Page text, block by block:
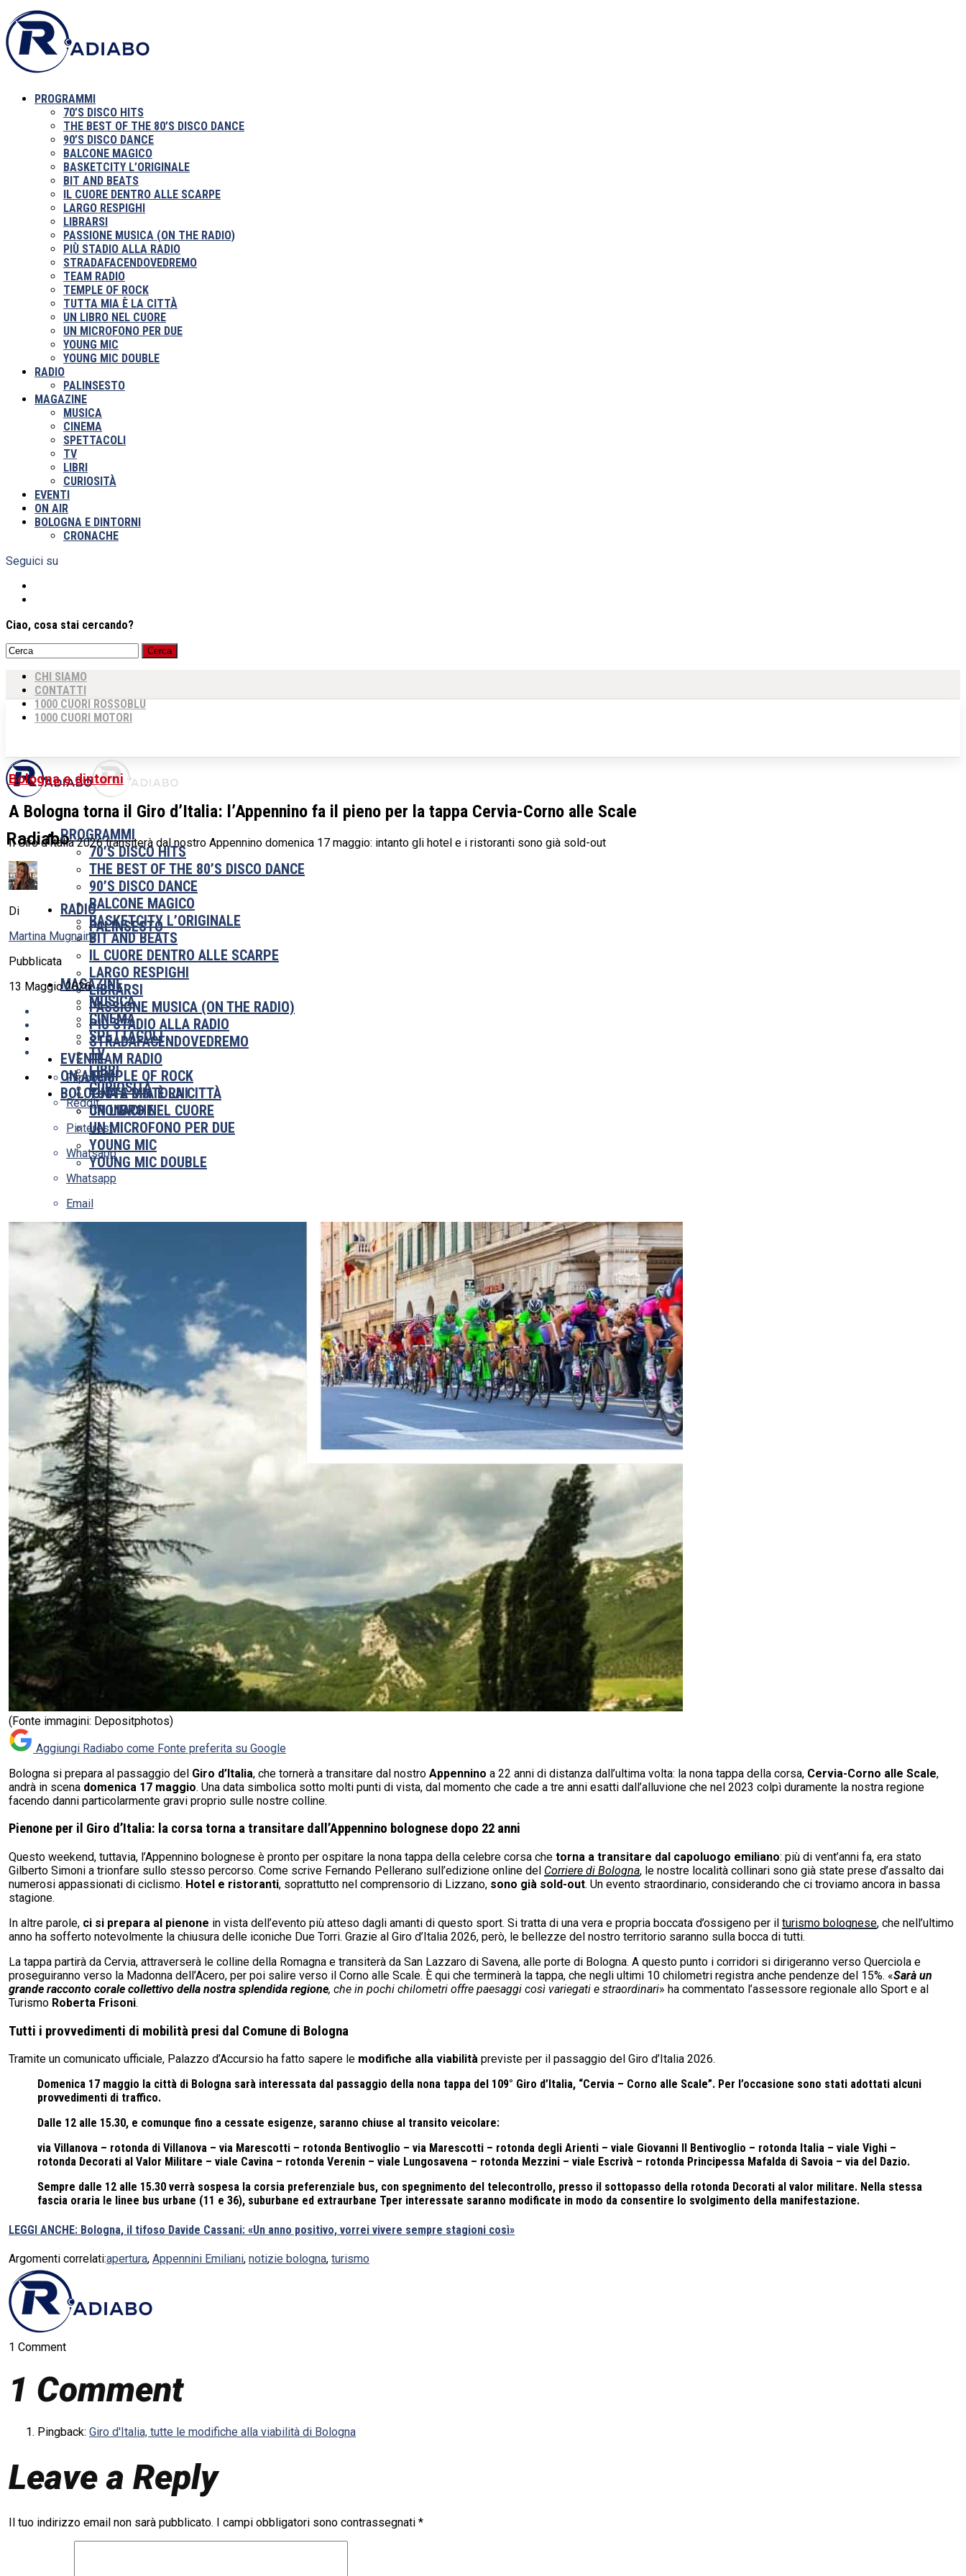
PROGRAMMI
70’S DISCO HITS
THE BEST OF THE 80’S DISCO DANCE
90’S DISCO DANCE
BALCONE MAGICO
BASKETCITY L’ORIGINALE
BIT AND BEATS
IL CUORE DENTRO ALLE SCARPE
LARGO RESPIGHI
LIBRARSI
PASSIONE MUSICA (ON THE RADIO)
PIÙ STADIO ALLA RADIO
STRADAFACENDOVEDREMO
TEAM RADIO
TEMPLE OF ROCK
TUTTA MIA È LA CITTÀ
UN LIBRO NEL CUORE
UN MICROFONO PER DUE
YOUNG MIC
YOUNG MIC DOUBLE
RADIO
PALINSESTO
MAGAZINE
MUSICA
CINEMA
SPETTACOLI
TV
LIBRI
CURIOSITÀ
EVENTI
ON AIR
BOLOGNA E DINTORNI
CRONACHE
Seguici su
Ciao, cosa stai cercando?
CHI SIAMO
CONTATTI
1000 CUORI ROSSOBLU
1000 CUORI MOTORI
RadiaboPROGRAMMI
70’S DISCO HITS
THE BEST OF THE 80’S DISCO DANCE
90’S DISCO DANCE
BALCONE MAGICO
BASKETCITY L’ORIGINALE
BIT AND BEATS
IL CUORE DENTRO ALLE SCARPE
LARGO RESPIGHI
LIBRARSI
PASSIONE MUSICA (ON THE RADIO)
PIÙ STADIO ALLA RADIO
STRADAFACENDOVEDREMO
TEAM RADIO
TEMPLE OF ROCK
TUTTA MIA È LA CITTÀ
UN LIBRO NEL CUORE
UN MICROFONO PER DUE
YOUNG MIC
YOUNG MIC DOUBLE
RADIO
PALINSESTO
MAGAZINE
MUSICA
CINEMA
SPETTACOLI
TV
LIBRI
CURIOSITÀ
EVENTI
ON AIR
BOLOGNA E DINTORNI
CRONACHE
Bologna e dintorni
A Bologna torna il Giro d’Italia: l’Appennino fa il pieno per la tappa Cervia-Corno alle Scale
Il Giro d’Italia 2026 transiterà dal nostro Appennino domenica 17 maggio: intanto gli hotel e i ristoranti sono già sold-out
Di
Martina Mugnaini
Pubblicata
13 Maggio 2026
Flipboard
Reddit
Pinterest
Whatsapp
Whatsapp
Email
(Fonte immagini: Depositphotos)
Aggiungi Radiabo come Fonte preferita su Google
Bologna si prepara al passaggio del Giro d’Italia, che tornerà a transitare dal nostro Appennino a 22 anni di distanza dall’ultima volta: la nona tappa della corsa, Cervia-Corno alle Scale,
andrà in scena domenica 17 maggio. Una data simbolica sotto molti punti di vista, dal momento che cade a tre anni esatti dall’alluvione che nel 2023 colpì duramente la nostra regione
facendo danni particolarmente gravi proprio sulle nostre colline.
Pienone per il Giro d’Italia: la corsa torna a transitare dall’Appennino bolognese dopo 22 anni
Questo weekend, tuttavia, l’Appennino bolognese è pronto per ospitare la nona tappa della celebre corsa che torna a transitare dal capoluogo emiliano: più di vent’anni fa, era stato
Gilberto Simoni a trionfare sullo stesso percorso. Come scrive Fernando Pellerano sull’edizione online del Corriere di Bologna, le nostre località collinari sono già state prese d’assalto dai
numerosi appassionati di ciclismo. Hotel e ristoranti, soprattutto nel comprensorio di Lizzano, sono già sold-out. Un evento straordinario, considerando che ci troviamo ancora in bassa
stagione.
In altre parole, ci si prepara al pienone in vista dell’evento più atteso dagli amanti di questo sport. Si tratta di una vera e propria boccata d’ossigeno per il turismo bolognese, che nell’ultimo
anno ha sofferto notevolmente la chiusura delle iconiche Due Torri. Grazie al Giro d’Italia 2026, però, le bellezze del nostro territorio saranno sulla bocca di tutti.
La tappa partirà da Cervia, attraverserà le colline della Romagna e transiterà da San Lazzaro di Savena, alle porte di Bologna. A questo punto i corridori si dirigeranno verso Querciola e
proseguiranno verso la Madonna dell’Acero, per poi salire verso il Corno alle Scale. È qui che terminerà la tappa, che negli ultimi 10 chilometri registra anche pendenze del 15%. «Sarà un
grande racconto corale collettivo della nostra splendida regione, che in pochi chilometri offre paesaggi così variegati e straordinari» ha commentato l’assessore regionale allo Sport e al
Turismo Roberta Frisoni.
Tutti i provvedimenti di mobilità presi dal Comune di Bologna
Tramite un comunicato ufficiale, Palazzo d’Accursio ha fatto sapere le modifiche alla viabilità previste per il passaggio del Giro d’Italia 2026.
Domenica 17 maggio la città di Bologna sarà interessata dal passaggio della nona tappa del 109° Giro d’Italia, “Cervia – Corno alle Scale”. Per l’occasione sono stati adottati alcuni
provvedimenti di traffico.
Dalle 12 alle 15.30, e comunque fino a cessate esigenze, saranno chiuse al transito veicolare:
via Villanova – rotonda di Villanova – via Marescotti – rotonda Bentivoglio – via Marescotti – rotonda degli Arienti – viale Giovanni II Bentivoglio – rotonda Italia – viale Vighi –
rotonda Decorati al Valor Militare – viale Cavina – rotonda Verenin – viale Lungosavena – rotonda Mezzini – viale Escrivà – rotonda Principessa Mafalda di Savoia – via del Dazio.
Sempre dalle 12 alle 15.30 verrà sospesa la corsia preferenziale bus, con spegnimento del telecontrollo, presso il sottopasso della rotonda Decorati al valor militare. Nella stessa
fascia oraria le linee bus urbane (11 e 36), suburbane ed extraurbane Tper interessate saranno modificate in modo da consentire lo svolgimento della manifestazione.
LEGGI ANCHE: Bologna, il tifoso Davide Cassani: «Un anno positivo, vorrei vivere sempre stagioni così»
Argomenti correlati:apertura, Appennini Emiliani, notizie bologna, turismo
1 Comment
1 Comment
Pingback: Giro d'Italia, tutte le modifiche alla viabilità di Bologna
Leave a Reply
Il tuo indirizzo email non sarà pubblicato. I campi obbligatori sono contrassegnati *